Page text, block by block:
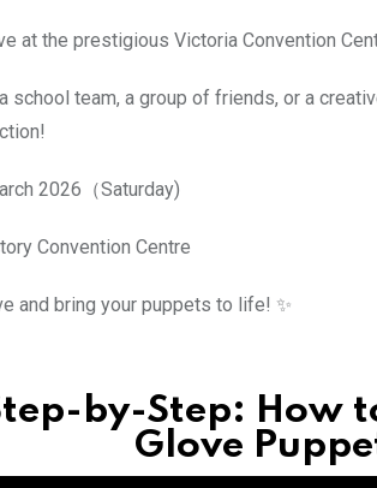
at the prestigious Victoria Convention
school team, a group of friends, or a
2026（Saturday)
Convention Centre
and bring your puppets to life! ✨
by-Step: How
Glove